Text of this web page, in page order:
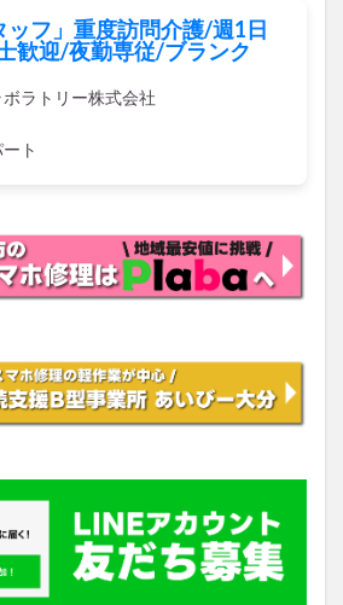
ッフ」重度訪問介護/週1日
歓迎/夜勤専従/ブランク
ラトリー株式会社
ト